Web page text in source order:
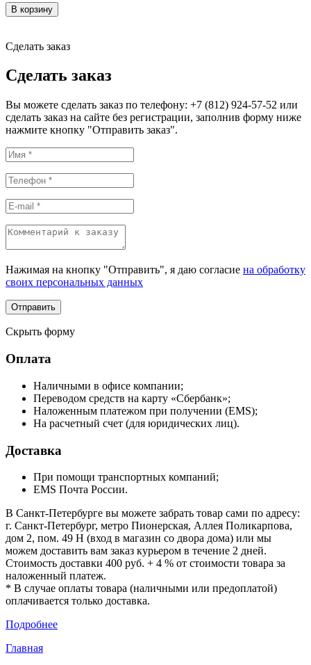
В корзину
Сделать заказ
Сделать заказ
Вы можете сделать заказ по телефону: +7 (812) 924-57-52 или
сделать заказ на сайте без регистрации, заполнив форму ниже
нажмите кнопку "Отправить заказ".
Нажимая на кнопку "Отправить", я даю согласие на обработку
своих персональных данных
Скрыть форму
Оплата
Наличными в офисе компании;
Переводом средств на карту «Сбербанк»;
Наложенным платежом при получении (EMS);
На расчетный счет (для юридических лиц).
Доставка
При помощи транспортных компаний;
EMS Почта России.
В Санкт-Петербурге вы можете забрать товар сами по адресу:
г. Санкт-Петербург, метро Пионерская, Аллея Поликарпова,
дом 2, пом. 49 Н (вход в магазин со двора дома) или мы
можем доставить вам заказ курьером в течение 2 дней.
Стоимость доставки 400 руб. + 4 % от стоимости товара за
наложенный платеж.
* В случае оплаты товара (наличными или предоплатой)
оплачивается только доставка.
Подробнее
Главная